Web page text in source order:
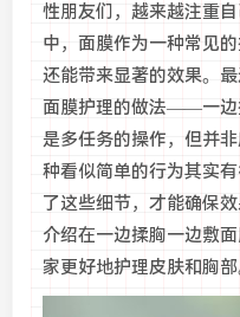
性朋友们，越来越注重
中，面膜作为一种常见
还能带来显著的效果。
面膜护理的做法——一边
是多任务的操作，但并
种看似简单的行为其实
了这些细节，才能确保
介绍在一边揉胸一边敷
家更好地护理皮肤和胸部